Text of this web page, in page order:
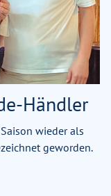
Händler
wieder als
geworden.